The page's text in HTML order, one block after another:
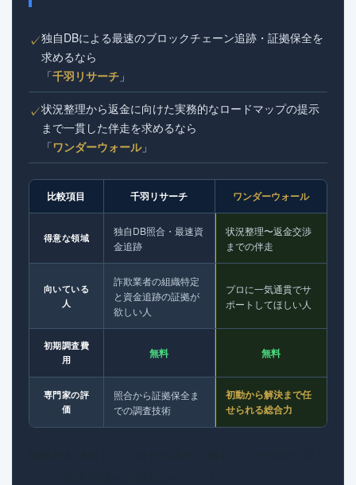
✓独自DBによる最速のブロックチェーン追跡・証拠保全を
求めるなら
「千羽リサーチ 」
✓状況整理から返金に向けた実務的なロードマップの提示
まで一貫した伴走を求めるなら
「ワンダーウォール」
比較項目 千羽リサーチ ワンダーウォール
得意な領域
独自DB照合・最速資
金追跡
状況整理〜返金交渉
までの伴走
向いている
人
詐欺業者の組織特定
と資金追跡の証拠が
欲しい人
プロに一気通貫でサ
ポートしてほしい人
初期調査費
用
無料 無料
専門家の評
価
照合から証拠保全ま
での調査技術
初動から解決まで任
せられる総合力